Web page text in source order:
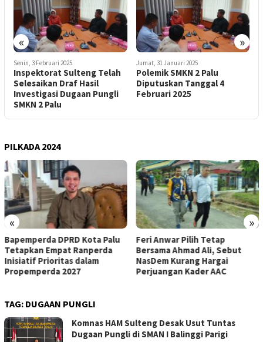
« »
Jumat, 31 Januari 2025
Polemik SMKN 2 Palu
Diputuskan Tanggal 4
Februari 2025
Kamis, 30 Januari 2025
Inspektorat Sulteng Masih
Dalami Kasus Dugaan Pungli
di SMKN 2 Palu
PILKADA 2024
« »
Feri Anwar Pilih Tetap
Bersama Ahmad Ali, Sebut
NasDem Kurang Hargai
Perjuangan Kader AAC
Pengurus Inti DPW Partai
Nasdem Sulteng Resmi
Mengundurkan Diri dari
Kepengurusan
TAG: DUGAAN PUNGLI
Komnas HAM Sulteng Desak Usut Tuntas
Dugaan Pungli di SMAN I Balinggi Parigi